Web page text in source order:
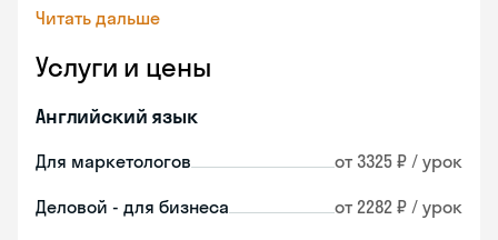
Читать дальше
Услуги и цены
Английский язык
Для маркетологов от 3325 ₽ / урок
Деловой - для бизнеса от 2282 ₽ / урок